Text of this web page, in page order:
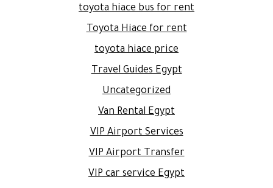
toyota hiace bus for rent
Toyota Hiace for rent
toyota hiace price
Travel Guides Egypt
Uncategorized
Van Rental Egypt
VIP Airport Services
VIP Airport Transfer
VIP car service Egypt